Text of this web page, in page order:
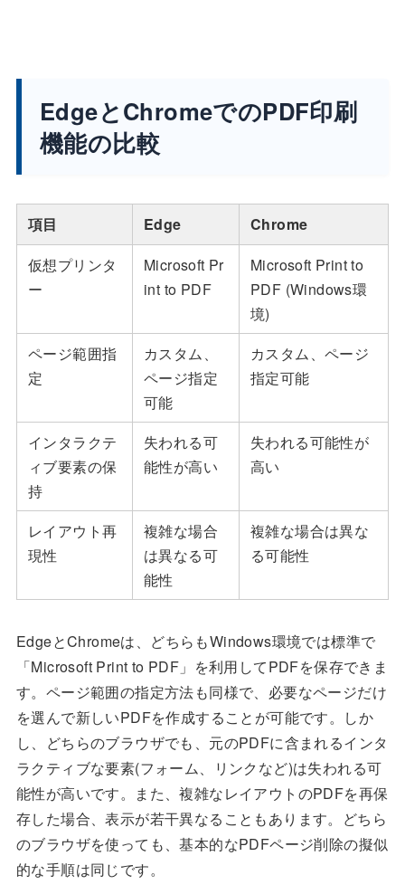
EdgeとChromeでのPDF印刷
機能の比較
項目 Edge
Chrome
仮想プリンタ
ー
Microsoft Pr
int to PDF
Microsoft Print to
PDF (Windows環
境)
ページ範囲指
定
カスタム、
ページ指定
可能
カスタム、ページ
指定可能
インタラクテ
ィブ要素の保
持
失われる可
能性が高い
失われる可能性が
高い
レイアウト再
現性
複雑な場合
は異なる可
能性
複雑な場合は異な
る可能性
EdgeとChromeは、どちらもWindows環境では標準で
「Microsoft Print to PDF」を利用してPDFを保存できま
す。ページ範囲の指定方法も同様で、必要なページだけ
を選んで新しいPDFを作成することが可能です。しか
し、どちらのブラウザでも、元のPDFに含まれるインタ
ラクティブな要素(フォーム、リンクなど)は失われる可
能性が高いです。また、複雑なレイアウトのPDFを再保
存した場合、表示が若干異なることもあります。どちら
のブラウザを使っても、基本的なPDFページ削除の擬似
的な手順は同じです。